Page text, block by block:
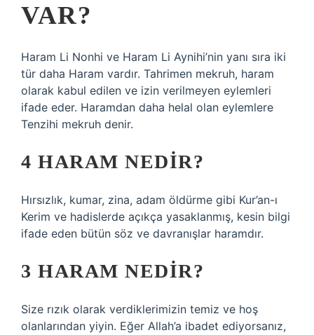
VAR?
Haram Li Nonhi ve Haram Li Aynihi’nin yanı sıra iki
tür daha Haram vardır. Tahrimen mekruh, haram
olarak kabul edilen ve izin verilmeyen eylemleri
ifade eder. Haramdan daha helal olan eylemlere
Tenzihi mekruh denir.
4 HARAM NEDIR?
Hırsızlık, kumar, zina, adam öldürme gibi Kur’an-ı
Kerim ve hadislerde açıkça yasaklanmış, kesin bilgi
ifade eden bütün söz ve davranışlar haramdır.
3 HARAM NEDIR?
Size rızık olarak verdiklerimizin temiz ve hoş
olanlarından yiyin. Eğer Allah’a ibadet ediyorsanız,